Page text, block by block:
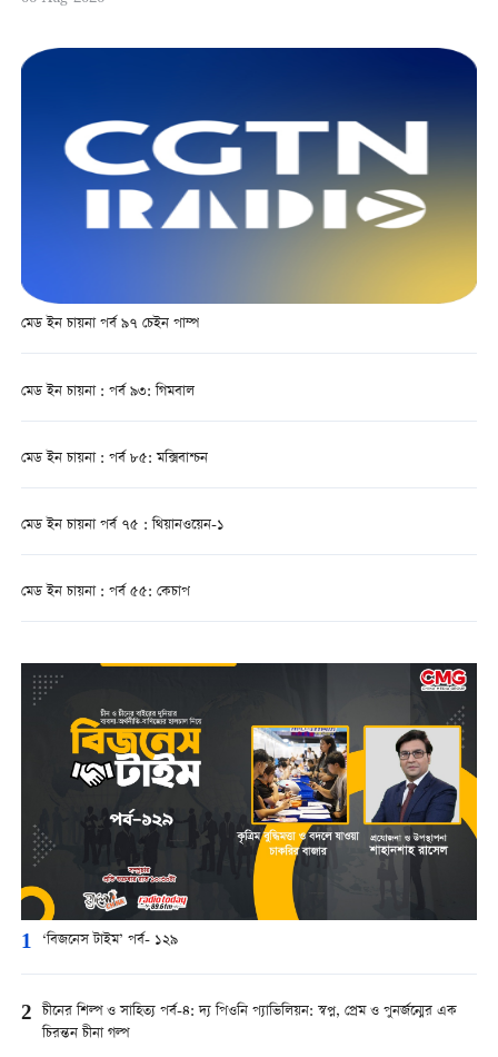
মেড ইন চায়না পর্ব ৯৭ চেইন পাম্প
মেড ইন চায়না : পর্ব ৯৩: গিমবাল
মেড ইন চায়না : পর্ব ৮৫: মক্সিবাশ্চন
মেড ইন চায়না পর্ব ৭৫ : থিয়ানওয়েন-১
মেড ইন চায়না : পর্ব ৫৫: কেচাপ
1 ‘বিজনেস টাইম’ পর্ব- ১২৯
2 চীনের শিল্প ও সাহিত্য পর্ব-৪: দ্য পিওনি প্যাভিলিয়ন: স্বপ্ন, প্রেম ও পুনর্জন্মের এক
চিরন্তন চীনা গল্প